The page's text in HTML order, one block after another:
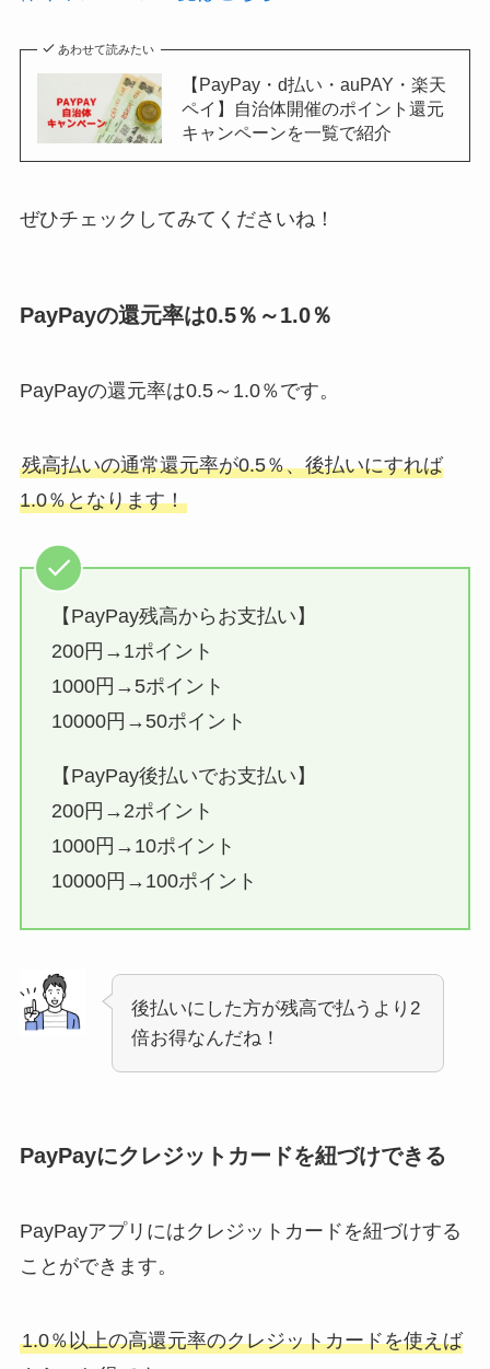
あわせて読みたい
【PayPay・d払い・auPAY・楽天
ペイ】自治体開催のポイント還元
キャンペーンを一覧で紹介
ぜひチェックしてみてくださいね！
PayPayの還元率は0.5％～1.0％
PayPayの還元率は0.5～1.0％です。
残高払いの通常還元率が0.5％、後払いにすれば
1.0％となります！
【PayPay残高からお支払い】
200円→1ポイント
1000円→5ポイント
10000円→50ポイント
【PayPay後払いでお支払い】
200円→2ポイント
1000円→10ポイント
10000円→100ポイント
後払いにした方が残高で払うより2
倍お得なんだね！
PayPayにクレジットカードを紐づけできる
PayPayアプリにはクレジットカードを紐づけする
ことができます。
1.0％以上の高還元率のクレジットカードを使えば